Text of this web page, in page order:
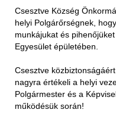
Csesztve Község
helyi Polgárőrségnek,
munkájukat és
Egyesület épületében.
Csesztve
nagyra értékeli a helyi
Polgármester és a
működésük során!